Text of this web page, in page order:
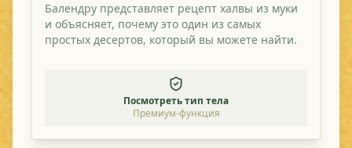
Балендру представляет рецепт халвы из муки
и объясняет, почему это один из самых
простых десертов, который вы можете найти.
Посмотреть тип тела
Премиум-функция